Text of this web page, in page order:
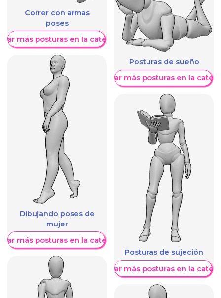
Correr con armas
poses
más posturas en la categoría
Dibujando poses de
mujer
más posturas en la categoría
Posturas de sueño
Mostrar más posturas en la
Posturas de sujeción
Mostrar más posturas en la